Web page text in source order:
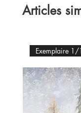
Articles
Exemplaire